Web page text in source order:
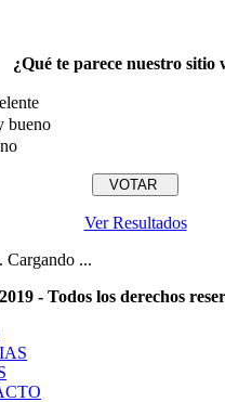
¿Qué te parece nuestro sitio
bueno
Ver Resultados
Cargando ...
- Todos los derechos